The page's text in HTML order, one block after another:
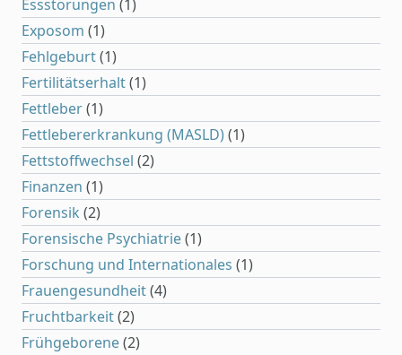
Essstörungen (1)
Exposom (1)
Fehlgeburt(1)
Fertilitätserhalt(1)
Fettleber(1)
Fettlebererkrankung (MASLD)(1)
Fettstoffwechsel (2)
Finanzen (1)
Forensik (2)
Forensische Psychiatrie(1)
Forschung und Internationales (1)
Frauengesundheit(4)
Fruchtbarkeit(2)
Frühgeborene(2)